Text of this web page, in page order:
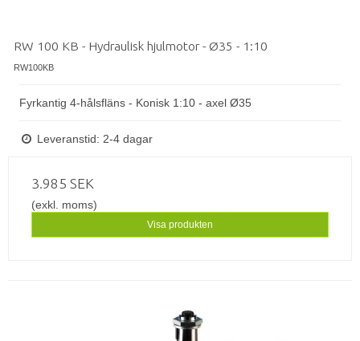
RW 100 KB - Hydraulisk hjulmotor - Ø35 - 1:10
RW100KB
Fyrkantig 4-hålsfläns - Konisk 1:10 - axel Ø35
Leveranstid: 2-4 dagar
3.985 SEK
(exkl. moms)
Visa produkten